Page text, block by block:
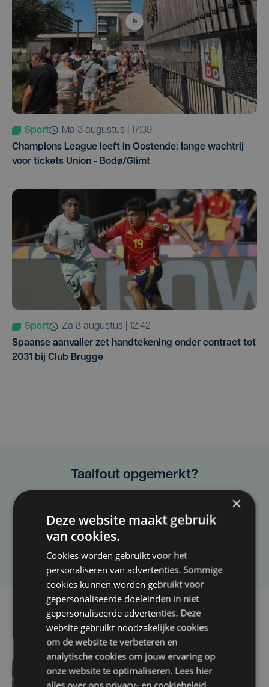
Sport
ma 3 augustus | 17:39
Champions League leeft in Oostende: lange wachtrij
voor tickets Union - Bodø/Glimt
Sport
za 8 augustus | 12:42
Spaanse aanvaller zet handtekening onder contract tot
2031 bij Club Brugge
Taalfout opgemerkt?
Laat het ons weten
Lees ook
4 uur geleden
×
Deze website maakt gebruik
van cookies.
Cookies worden gebruikt voor het
personaliseren van advertenties. Sommige
cookies kunnen worden gebruikt voor
gepersonaliseerde doeleinden in niet
gepersonaliseerde advertenties. Deze
website gebruikt noodzakelijke cookies
om de website te verbeteren en
analytische cookies om jouw ervaring op
onze website te optimaliseren. Lees hier
alles over ons privacy- en cookiebeleid